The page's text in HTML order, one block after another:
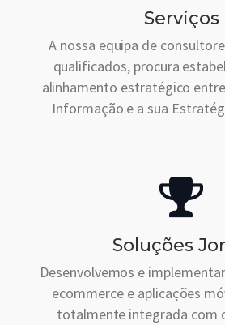
Serviços
A nossa equipa de
qualificados, procura
alinhamento estratégico
Informação e a sua
Soluções
Desenvolvemos e
ecommerce e aplicações
totalmente integrada com